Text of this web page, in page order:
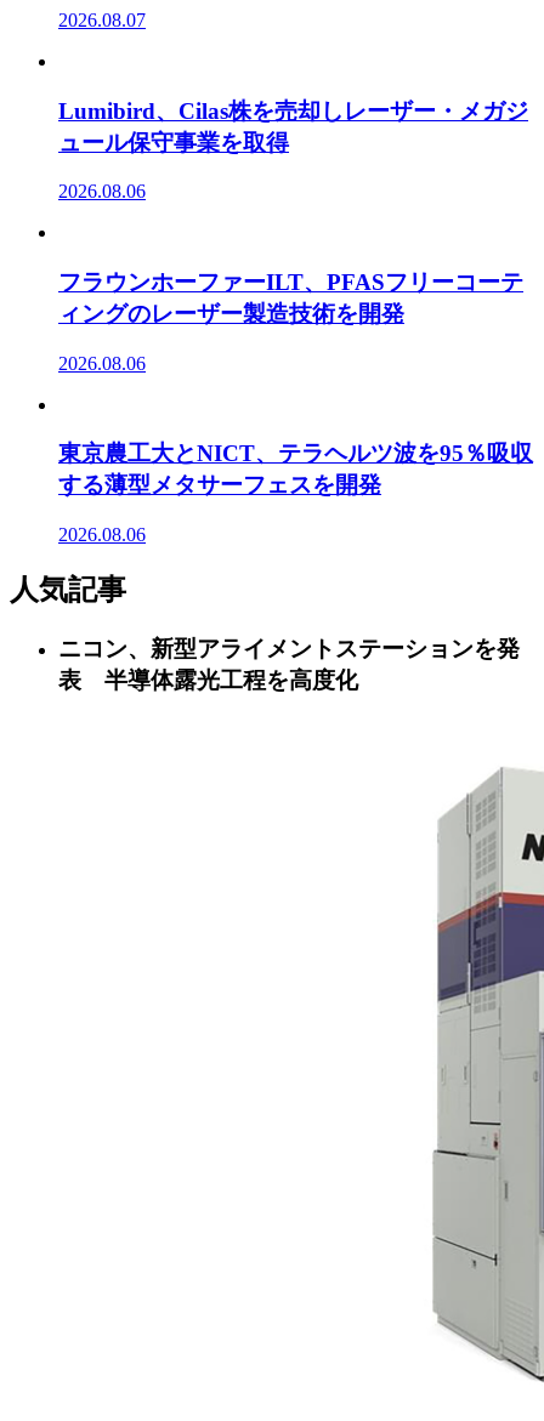
2026.08.07
Lumibird、Cilas株を売却しレーザー・メガジ
ュール保守事業を取得
2026.08.06
フラウンホーファーILT、PFASフリーコーテ
ィングのレーザー製造技術を開発
2026.08.06
東京農工大とNICT、テラヘルツ波を95％吸収
する薄型メタサーフェスを開発
2026.08.06
人気記事
ニコン、新型アライメントステーションを発
表 半導体露光工程を高度化